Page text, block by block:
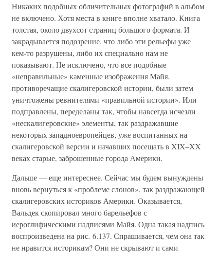
Никаких подобных обличительных фотографий в альбом
не включено. Хотя места в книге вполне хватало. Книга
толстая, около двухсот страниц большого формата. И
закрадывается подозрение, что либо эти рельефы уже
кем-то разрушены, либо их специально нам не
показывают. Не исключено, что все подобные
«неправильные» каменные изображения Майя,
противоречащие скалигеровской истории, были затем
уничтожены ревнителями «правильной истории». Или
подправлены, переделаны так, чтобы навсегда исчезли
«нескалигеровские» элементы, так раздражавшие
некоторых западноевропейцев, уже воспитанных на
скалигеровской версии и начавших посещать в XIX–XX
веках старые, заброшенные города Америки.
Дальше — еще интереснее. Сейчас мы будем вынуждены
вновь вернуться к «проблеме слонов», так раздражающей
скалигеровских историков Америки. Оказывается,
Вальдек скопировал много барельефов с
иероглифическими надписями Майя. Одна такая надпись
воспроизведена на рис. 6.137. Спрашивается, чем она так
не нравится историкам? Они не скрывают и сами